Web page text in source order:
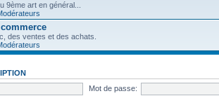
9ème art en général...
des ventes et des achats.
Mot de passe: